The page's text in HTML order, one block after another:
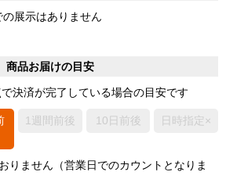
展示はありません
商品お届けの目安
決済が完了している場合の目安です
1週間前後 10日前後 日時指定×
りません（営業日でのカウントとなりま